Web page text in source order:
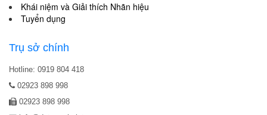
Khái niệm và Giải thích Nhãn hiệu
Tuyển dụng
Trụ sở chính
Hotline: 0919 804 418
02923 898 998
02923 898 998